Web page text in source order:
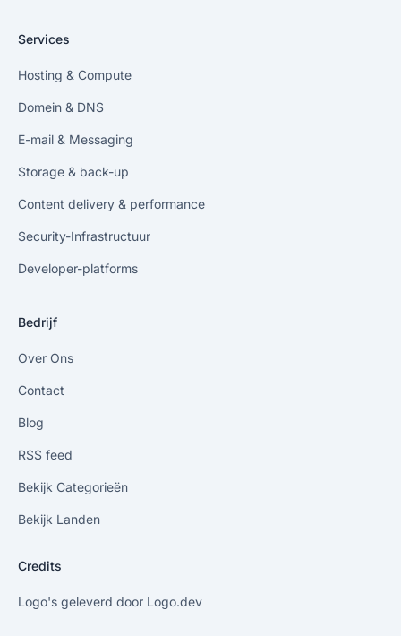
Services
Hosting & Compute
Domein & DNS
E-mail & Messaging
Storage & back-up
Content delivery & performance
Security-Infrastructuur
Developer-platforms
Bedrijf
Over Ons
Contact
Blog
RSS feed
Bekijk Categorieën
Bekijk Landen
Credits
Logo's geleverd door Logo.dev